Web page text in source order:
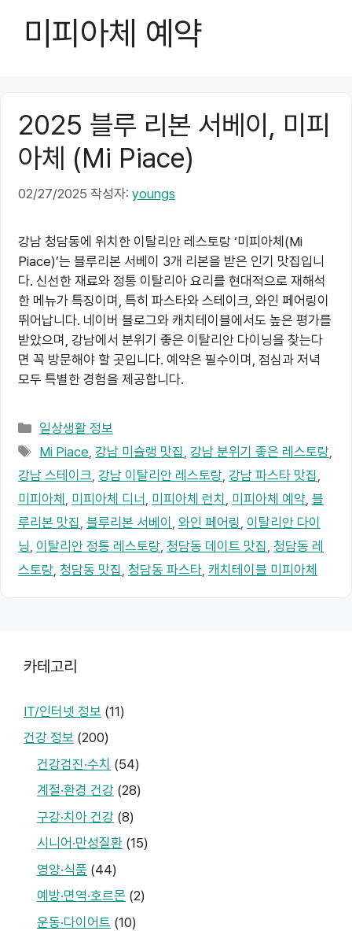
미피아체 예약
2025 블루 리본 서베이, 미피
아체 (Mi Piace)
02/27/2025 작성자: youngs
강남 청담동에 위치한 이탈리안 레스토랑 ‘미피아체(Mi
Piace)’는 블루리본 서베이 3개 리본을 받은 인기 맛집입니
다. 신선한 재료와 정통 이탈리아 요리를 현대적으로 재해석
한 메뉴가 특징이며, 특히 파스타와 스테이크, 와인 페어링이
뛰어납니다. 네이버 블로그와 캐치테이블에서도 높은 평가를
받았으며, 강남에서 분위기 좋은 이탈리안 다이닝을 찾는다
면 꼭 방문해야 할 곳입니다. 예약은 필수이며, 점심과 저녁
모두 특별한 경험을 제공합니다.
카
테
리
일상생활 정보
태
그
Mi Piace ,강남 미슐랭 맛집 ,강남 분위기 좋은 레스토랑
강남 스테이크 강남 이탈리안 레스토랑 강남 파스타 맛집
미피아체 미피아체 디너 미피아체 런치 미피아체 예약 블
루리본 맛집 블루리본 서베이 와인 페어링 이탈리안 다이
닝 이탈리안 정통 레스토랑 청담동 데이트 맛집 청담동 레
스토랑 청담동 맛집 청담동 파스타 캐치테이블 미피아체
카테고리
IT/인터넷 정보 (11)
건강 정보 (200)
건강검진·수치 (54)
계절·환경 건강 (28)
구강·치아 건강 (8)
시니어·만성질환 (15)
영양·식품 (44)
예방·면역·호르몬 (2)
운동·다이어트 (10)